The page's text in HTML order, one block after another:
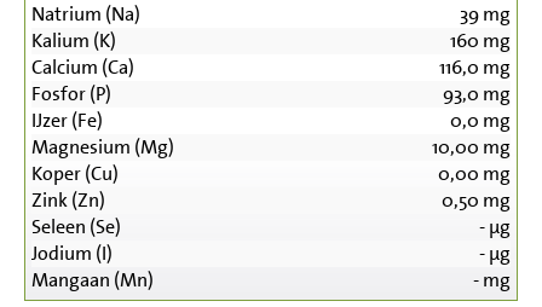
Natrium (Na) 39mg
Kalium (K)
160 mg
Calcium (Ca)
116,0 mg
Fosfor (P)
93,0 mg
IJzer (Fe)
0,0 mg
Magnesium (Mg)
10,00 mg
Koper (Cu)
0,00 mg
Zink (Zn)
0,50 mg
Seleen (Se)
-µg
Jodium (I)
-µg
Mangaan (Mn)
-mg